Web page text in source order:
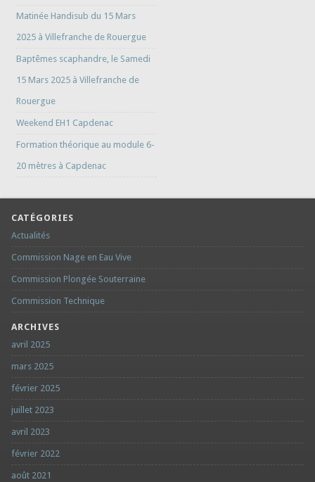
Matinée Handisub du 15 Mars
2025 à Villefranche de Rouergue
Baptêmes scaphandre, le Samedi
15 Mars 2025 à Villefranche de
Rouergue
Weekend EH1 Capdenac
Formation théorique au module 6-
20 mètres à Capdenac
CATÉGORIES
Actualités
Commission Nage en Eau Vive
Commission Plongée Souterraine
Commission Technique
ARCHIVES
avril 2025
mars 2025
février 2025
juillet 2023
avril 2023
février 2022
août 2021